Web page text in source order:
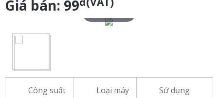
Giá bán: 99
Công suất Loại máy Sử dụng